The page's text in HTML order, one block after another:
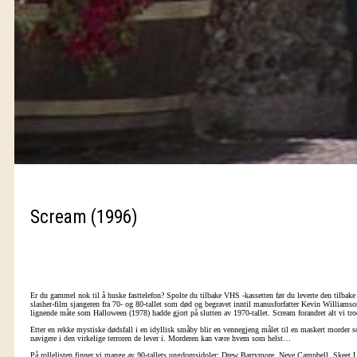
Scream (1996)
Er du gammel nok til å huske fasttelefon? Spolte du tilbake VHS -kassetten før du leverte den
slasher-film sjangeren fra 70- og 80-tallet som død og begravet inntil manusforfatter Kevin
lignende måte som Halloween (1978) hadde gjort på slutten av 1970-tallet. Scream forandret alt vi
Etter en rekke mystiske dødsfall i en idyllisk småby blir en vennegjeng målet til en maskert morder
navigere i den virkelige terroren de lever i. Morderen kan være hvem som helst…
På rollelisten finner vi mange av 90-tallets ungdomsidoler: Drew Barrymore, Neve Campbell,